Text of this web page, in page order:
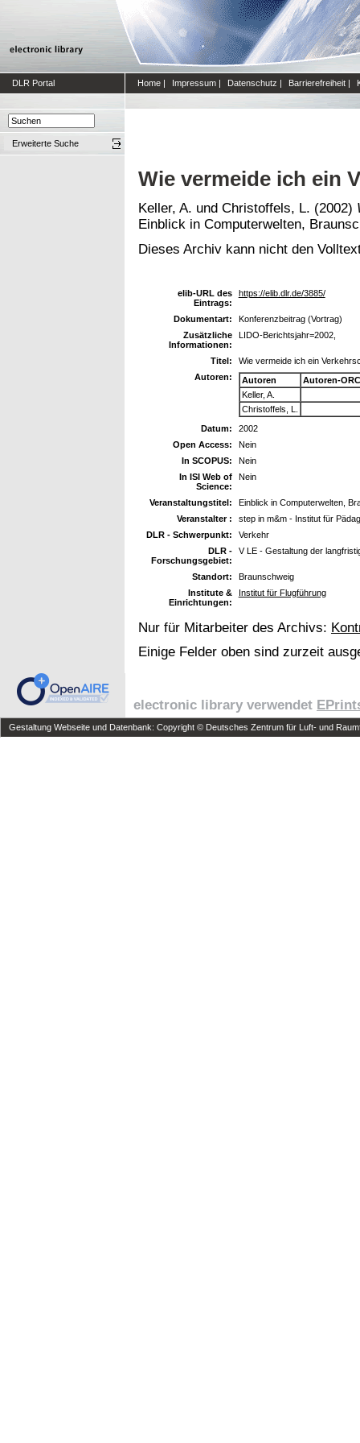
DLR Portal Home | Impressum | Datenschutz | Barrierefreiheit |
Erweiterte Suche
Wie vermeide ich ein
Keller, A. und Christoffels, L. (2002)
Einblick in Computerwelten,
Dieses Archiv kann nicht den
elib-URL des
Eintrags:
https://elib.dlr.de/3885/
Dokumentart:
Konferenzbeitrag (Vortrag)
Zusätzliche
Informationen:
LIDO-Berichtsjahr=2002,
Titel:
Wie vermeide ich ein
Autoren:
Autoren
Autoren-
Keller, A.
Christoffels, L.
Datum:
2002
Open Access:
Nein
In SCOPUS:
Nein
In ISI Web of
Science:
Nein
Veranstaltungstitel:
Einblick in Computerwelten,
Veranstalter :
step in m&m - Institut für
DLR - Schwerpunkt:
Verkehr
DLR -
Forschungsgebiet:
V LE - Gestaltung der
Standort:
Braunschweig
Institute &
Einrichtungen:
Institut für Flugführung
Nur für Mitarbeiter des Archivs:
Einige Felder oben sind zurzeit
electronic library verwendet
Gestaltung Webseite und Datenbank: Copyright © Deutsches Zentrum für Luft- und